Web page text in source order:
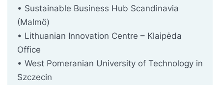
• Sustainable Business Hub Scandinavia
(Malmö)
• Lithuanian Innovation Centre – Klaipėda
Office
• West Pomeranian University of Technology in
Szczecin